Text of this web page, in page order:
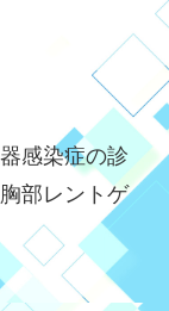
感染症の診
部レントゲ